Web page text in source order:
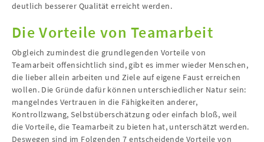
deutlich besserer Qualität erreicht werden.
Die Vorteile von Teamarbeit
Obgleich zumindest die grundlegenden Vorteile von
Teamarbeit offensichtlich sind, gibt es immer wieder Menschen,
die lieber allein arbeiten und Ziele auf eigene Faust erreichen
wollen. Die Gründe dafür können unterschiedlicher Natur sein:
mangelndes Vertrauen in die Fähigkeiten anderer,
Kontrollzwang, Selbstüberschätzung oder einfach bloß, weil
die Vorteile, die Teamarbeit zu bieten hat, unterschätzt werden.
Deswegen sind im Folgenden 7 entscheidende Vorteile von